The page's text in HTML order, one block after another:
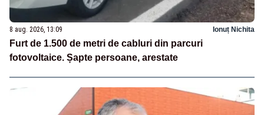
8 aug. 2026, 13:09 Ionuț Nichita
Furt de 1.500 de metri de cabluri din parcuri
fotovoltaice. Șapte persoane, arestate